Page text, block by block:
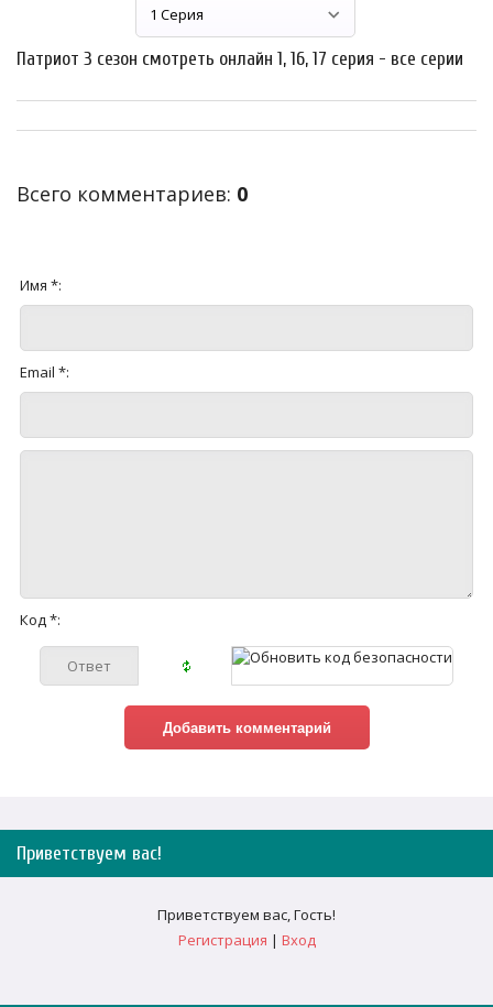
Патриот 3 сезон смотреть онлайн 1, 16, 17 серия - все серии
Всего комментариев: 0
Имя *:
Email *:
Код *:
Приветствуем вас!
Приветствуем вас,Гость!
Регистрация | Вход